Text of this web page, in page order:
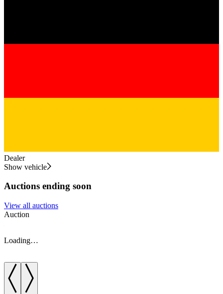
Dealer
Show vehicle
Auctions ending soon
View all auctions
Auction
Loading…